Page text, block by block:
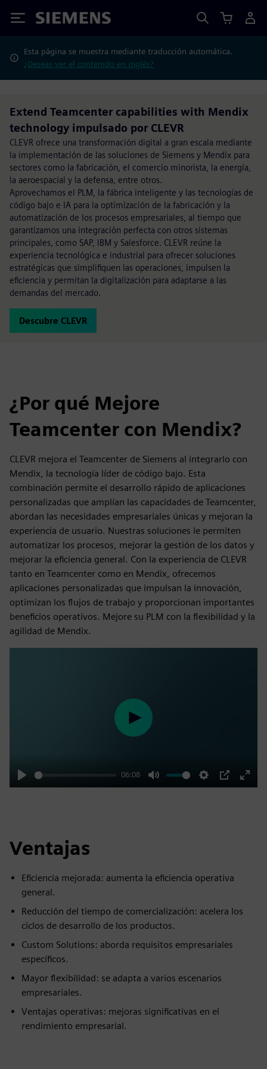
Siemens
Esta página se muestra mediante traducción automática.
¿Deseas ver el contenido en inglés?
Extend Teamcenter capabilities with Mendix
technology impulsado por CLEVR
CLEVR ofrece una transformación digital a gran escala mediante
la implementación de las soluciones de Siemens y Mendix para
sectores como la fabricación, el comercio minorista, la energía,
la aeroespacial y la defensa, entre otros.
Aprovechamos el PLM, la fábrica inteligente y las tecnologías de
código bajo e IA para la optimización de la fabricación y la
automatización de los procesos empresariales, al tiempo que
garantizamos una integración perfecta con otros sistemas
principales, como SAP, IBM y Salesforce. CLEVR reúne la
experiencia tecnológica e industrial para ofrecer soluciones
estratégicas que simplifiquen las operaciones, impulsen la
eficiencia y permitan la digitalización para adaptarse a las
demandas del mercado.
Descubre CLEVR
¿Por qué Mejore
Teamcenter con Mendix?
CLEVR mejora el Teamcenter de Siemens al integrarlo con
Mendix, la tecnología líder de código bajo. Esta
combinación permite el desarrollo rápido de aplicaciones
personalizadas que amplían las capacidades de Teamcenter,
abordan las necesidades empresariales únicas y mejoran la
experiencia de usuario. Nuestras soluciones le permiten
automatizar los procesos, mejorar la gestión de los datos y
mejorar la eficiencia general. Con la experiencia de CLEVR
tanto en Teamcenter como en Mendix, ofrecemos
aplicaciones personalizadas que impulsan la innovación,
optimizan los flujos de trabajo y proporcionan importantes
beneficios operativos. Mejore su PLM con la flexibilidad y la
agilidad de Mendix.
Play
06:08
Mute Settings
PIP
Enter
Play
Ventajas
Eficiencia mejorada: aumenta la eficiencia operativa
general.
Reducción del tiempo de comercialización: acelera los
ciclos de desarrollo de los productos.
Custom Solutions: aborda requisitos empresariales
específicos.
Mayor flexibilidad: se adapta a varios escenarios
empresariales.
Ventajas operativas: mejoras significativas en el
rendimiento empresarial.